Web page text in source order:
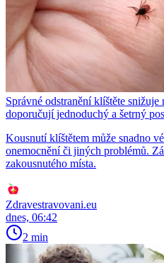
Správné odstranění klíštěte
doporučují jednoduchý a šetrný
Kousnutí klíštětem může snadno
onemocnění či jiných problémů.
zakousnutého místa.
Zdravestravovani.eu
dnes, 06:42
2 min